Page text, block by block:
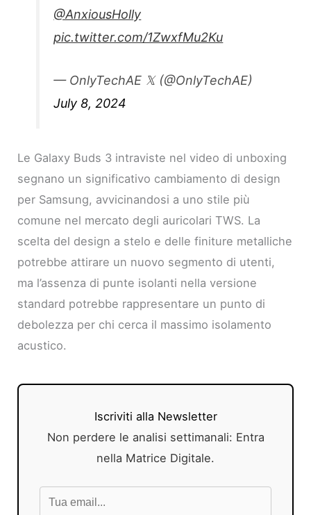
@AnxiousHolly
pic.twitter.com/1ZwxfMu2Ku
— OnlyTechAE 𝕏 (@OnlyTechAE)
July 8, 2024
Le Galaxy Buds 3 intraviste nel video di unboxing
segnano un significativo cambiamento di design
per Samsung, avvicinandosi a uno stile più
comune nel mercato degli auricolari TWS. La
scelta del design a stelo e delle finiture metalliche
potrebbe attirare un nuovo segmento di utenti,
ma l’assenza di punte isolanti nella versione
standard potrebbe rappresentare un punto di
debolezza per chi cerca il massimo isolamento
acustico.
Iscriviti alla Newsletter
Non perdere le analisi settimanali: Entra
nella Matrice Digitale.